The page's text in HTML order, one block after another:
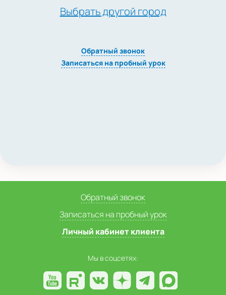
Выбрать другой город
Обратный звонок
Записаться на пробный урок
Обратный звонок
Записаться на пробный урок
Личный кабинет клиента
Мы в соцсетях: